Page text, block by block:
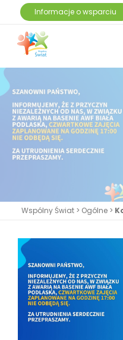
Informacje o wsparciu
Wspólny Świat > Ogólne >